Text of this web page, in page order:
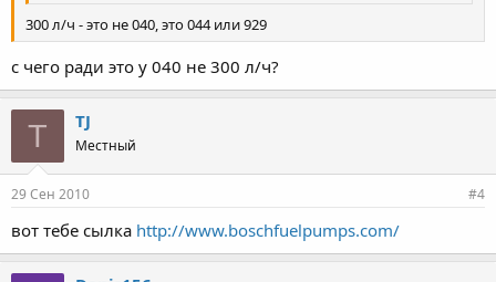
300 л/ч - это не 040, это 044 или 929
с чего ради это у 040 не 300 л/ч?
T TJ
Местный
29 Сен 2010 #4
вот тебе сылка http://www.boschfuelpumps.com/